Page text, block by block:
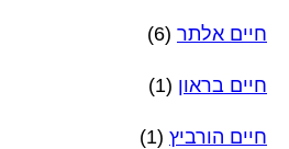
חיים אלתר (6)
חיים בראון (1)
חיים הורביץ (1)